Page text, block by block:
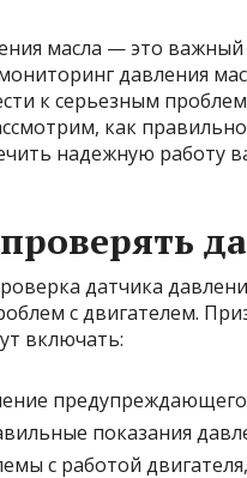
масла — это
давления
к серьезным
как
надежную работу
датчика
с двигателем.
включать:
показания
с работой